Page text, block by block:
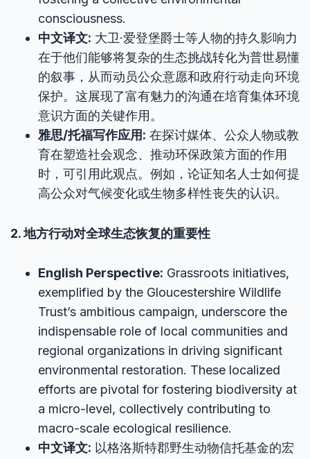
consciousness.
中文译文: 大卫·爱登堡爵士等人物的持久影响力
在于他们能够将复杂的生态挑战转化为普世易懂
的叙事，从而动员公众意愿和政府行动走向环境
保护。这展现了富有魅力的沟通在培育集体环境
意识方面的关键作用。
雅思/托福写作应用: 在探讨媒体、公众人物或教
育在塑造社会观念、推动环保政策方面的作用
时，可引用此观点。例如，论证知名人士如何提
高公众对气候变化或生物多样性丧失的认识。
2. 地方行动对全球生态恢复的重要性
English Perspective: Grassroots initiatives,
exemplified by the Gloucestershire Wildlife
Trust’s ambitious campaign, underscore the
indispensable role of local communities and
regional organizations in driving significant
environmental restoration. These localized
efforts are pivotal for fostering biodiversity at
a micro-level, collectively contributing to
macro-scale ecological resilience.
中文译文: 以格洛斯特郡野生动物信托基金的宏